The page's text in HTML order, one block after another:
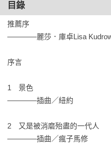
備受好評的演員馬修．派瑞，
故事，帶領我們一同走過他的
一場危及生命的健康危機後，
洛杉磯之間來回穿梭；14歲的
樣的朋友》（Friends Like Us
之一……在本書中，我們會看到
在這個唯有他能講述的、超乎
目錄
推薦序
————麗莎．庫卓Lisa
序言
1　景色
————插曲／紐約
2　又是被消磨殆盡的一代人
————插曲／瘋子馬修